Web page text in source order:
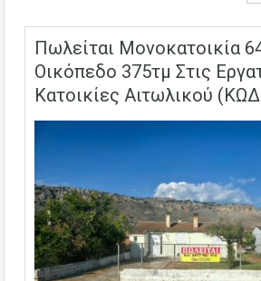
Πωλείται Μονοκατοικία
Οικόπεδο 375τμ Στις
Κατοικίες Αιτωλικού